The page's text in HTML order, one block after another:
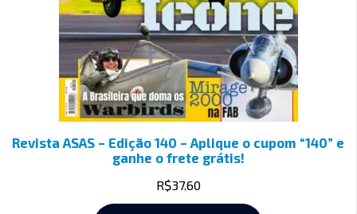
Revista ASAS – Edição 140 – Aplique o cupom “140” e
ganhe o frete grátis!
R$37.60